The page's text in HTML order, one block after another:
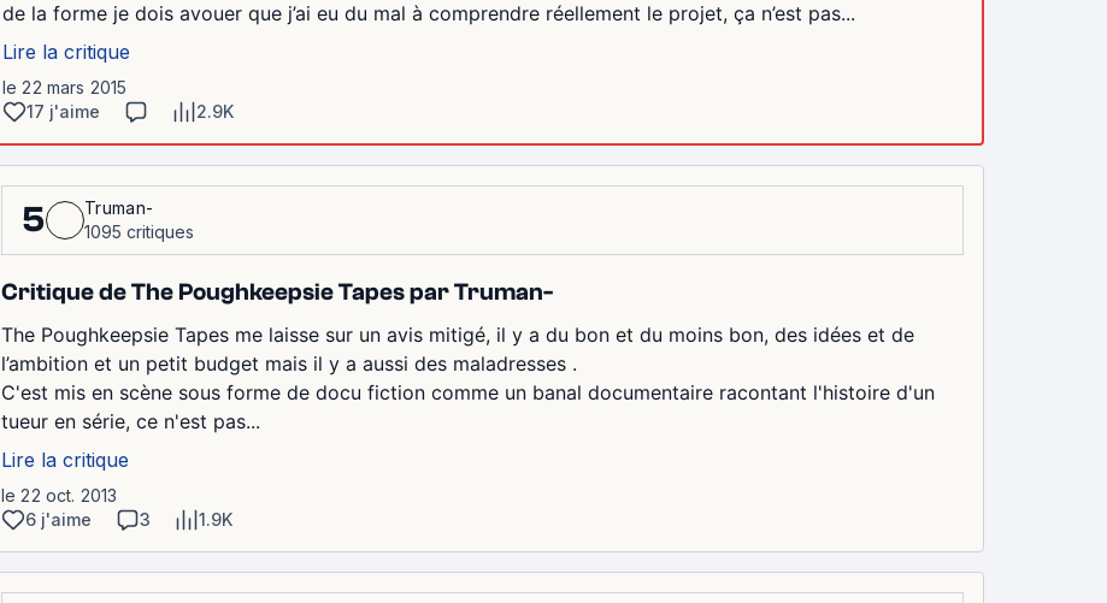
de la forme je dois avouer que j’ai eu du mal à comprendre réellement le projet, ça n’est pas...
Lire la critique
le 22 mars 2015
17 j'aime
2.9K
5
Truman-
1095 critiques
Critique de The Poughkeepsie Tapes par Truman-
The Poughkeepsie Tapes me laisse sur un avis mitigé, il y a du bon et du moins bon, des idées et de
l’ambition et un petit budget mais il y a aussi des maladresses .
C'est mis en scène sous forme de docu fiction comme un banal documentaire racontant l'histoire d'un
tueur en série, ce n'est pas...
Lire la critique
le 22 oct. 2013
6 j'aime
3 1.9K